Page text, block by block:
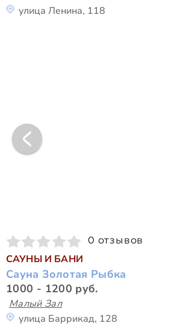
улица Ленина, 118
0 отзывов
САУНЫ И БАНИ
Сауна Золотая Рыбка
1000 - 1200 руб.
Малый Зал
улица Баррикад, 128